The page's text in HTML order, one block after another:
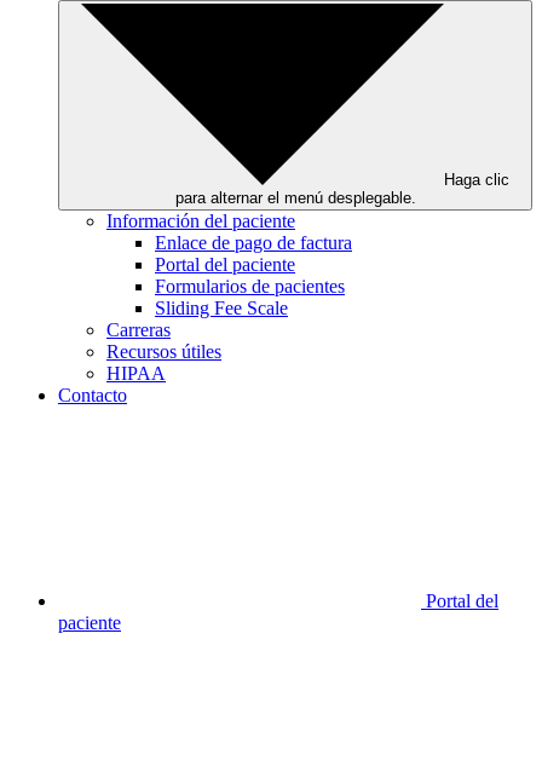
Haga clic
para alternar el menú desplegable.
Información del paciente
Enlace de pago de factura
Portal del paciente
Formularios de pacientes
Sliding Fee Scale
Carreras
Recursos útiles
HIPAA
Contacto
Portal del
paciente